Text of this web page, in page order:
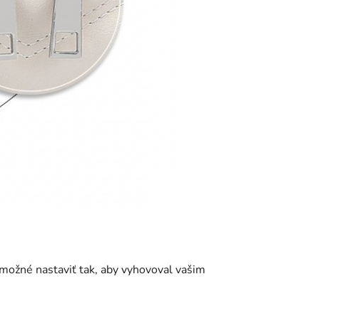
nastaviť tak, aby vyhovoval vašim